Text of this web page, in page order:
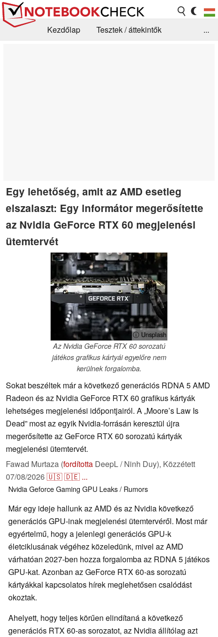
Kezdőlap
Tesztek / áttekintők
...
Egy lehetőség, amit az AMD esetleg
elszalaszt: Egy informátor megerősítette
az Nvidia GeForce RTX 60 megjelenési
ütemtervét
ⓘ Unsplash
Az Nvidia GeForce RTX 60 sorozatú
játékos grafikus kártyái egyelőre nem
kerülnek forgalomba.
Sokat beszéltek már a következő generációs RDNA 5 AMD
Radeon és az Nvidia GeForce RTX 60 grafikus kártyák
lehetséges megjelenési időpontjairól. A „Moore’s Law Is
Dead” most az egyik Nvidia-forrásán keresztül újra
megerősítette az GeForce RTX 60 sorozatú kártyák
megjelenési ütemtervét.
Fawad Murtaza (fordította DeepL / Ninh Duy), Közzétett
07/08/2026🇺🇸🇩🇪 ...
NvidiaGeforceGaming GPU Leaks / Rumors
Már egy ideje hallunk az AMD és az Nvidia következő
generációs GPU-inak megjelenési ütemtervéről. Most már
egyértelmű, hogy a jelenlegi generációs GPU-k
életciklusának végéhez közeledünk, mivel az AMD
várhatóan 2027-ben hozza forgalomba az RDNA 5 játékos
GPU-kat. Azonban az GeForce RTX 60-as sorozatú
kártyákkal kapcsolatos hírek meglehetősen csalódást
okoztak.
Ahelyett, hogy teljes körűen elindítaná a következő
generációs RTX 60-as sorozatot, az Nvidia állítólag azt